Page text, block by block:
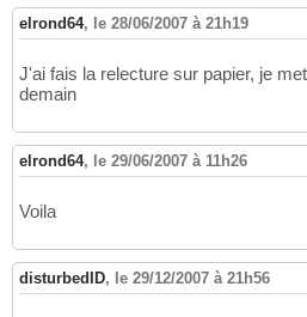
elrond64, le 28/06/2007 à 21h19
J'ai fais la relecture sur papier, je
demain
elrond64, le 29/06/2007 à 11h26
Voila
disturbedID, le 29/12/2007 à 21h56